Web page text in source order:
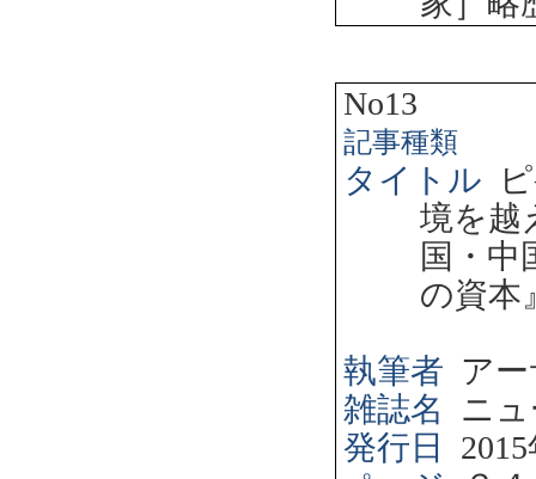
No13
記事種類
タイトル
境を
国・中
の資本
執筆者 ア
雑誌名
ニ
発行日
2015